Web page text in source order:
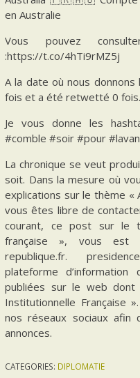
en Australie
Vous pouvez
:https://t.co/4hTi9rMZ5j
A la date où nous
fois et a été retwetté 0 fois.
Je vous donne les
#comble #soir #pour
La chronique se veut
soit. Dans la mesure où
explications sur le thème «
vous êtes libre de
courant, ce post sur le
française », vous est
republique.fr.
plateforme
publiées sur le web
Institutionnelle Française
nos réseaux sociaux afin
annonces.
CATEGORIES: DIPLOMATIE